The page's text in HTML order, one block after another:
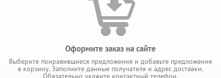
Оформите заказ на сайте
Выберите понравившиеся предложения и добавьте предложения
в корзину. Заполните данные получателя и адрес доставки.
Обязательно укажите контактный телефон.